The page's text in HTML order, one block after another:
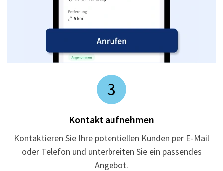
3
Kontakt aufnehmen
Kontaktieren Sie Ihre potentiellen Kunden per E-Mail
oder Telefon und unterbreiten Sie ein passendes
Angebot.